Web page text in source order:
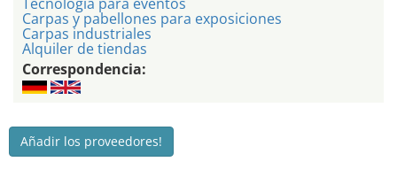
Carpas y pabellones para exposiciones
Carpas industriales
Alquiler de tiendas
Correspondencia:
Añadir los proveedores!